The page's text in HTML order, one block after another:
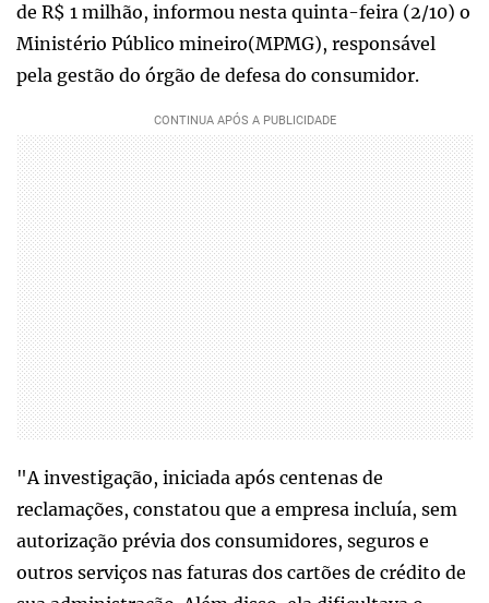
de R$ 1 milhão, informou nesta quinta-feira (2/10) o
Ministério Público mineiro(MPMG), responsável
pela gestão do órgão de defesa do consumidor.
"A investigação, iniciada após centenas de
reclamações, constatou que a empresa incluía, sem
autorização prévia dos consumidores, seguros e
outros serviços nas faturas dos cartões de crédito de